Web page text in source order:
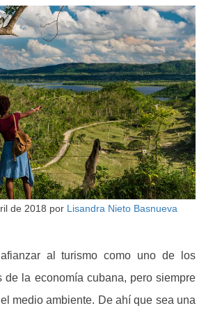
de 2018 por Lisandra Nieto Basnueva
al turismo como uno de los
de la economía cubana, pero siempre
medio ambiente. De ahí que sea una